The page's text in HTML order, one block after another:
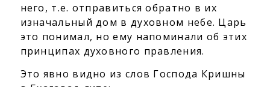
него, т.е. отправиться обратно в их
изначальный дом в духовном небе. Царь
это понимал, но ему напоминали об этих
принципах духовного правления.
Это явно видно из слов Господа Кришны